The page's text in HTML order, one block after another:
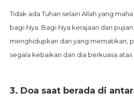
Tidak ada Tuhan selain Allah yang
bagi-Nya. Bagi-Nya kerajaan dan
menghidupkan dan yang mematikan,
segala kebaikan dan dia berkuasa atas
3. Doa saat berada di